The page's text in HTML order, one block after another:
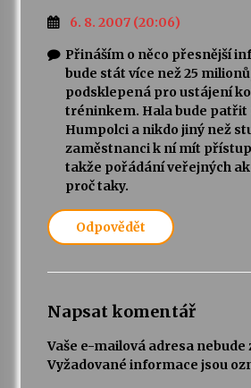
6. 8. 2007 (20:06)
Přináším o něco přesnější
bude stát více než 25
podsklepená pro ustájení
tréninkem. Hala bude patřit
Humpolci a nikdo jiný než
zaměstnanci k ní mít
takže pořádání veřejných
proč taky.
Odpovědět
Napsat komentář
Vaše e-mailová adresa nebude
Vyžadované informace jsou